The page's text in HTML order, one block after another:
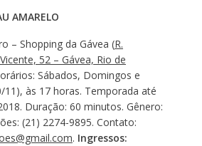
AMARELO
– Shopping da Gávea (R.
52 – Gávea, Rio de
Sábados, Domingos e
11), às 17 horas. Temporada até
Duração: 60 minutos. Gênero:
(21) 2274-9895. Contato:
. Ingressos: